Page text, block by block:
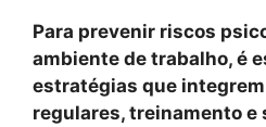
Para prevenir riscos
ambiente de trabalho, é
estratégias que
regulares, treinamento